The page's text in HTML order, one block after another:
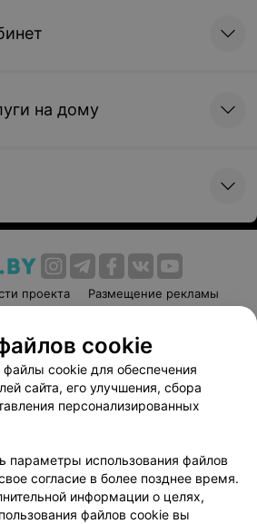
на дому
проекта
Размещение рекламы
соглашение
Способы оплаты
Партнеры
руководителю 103.by
персональных данных
cookie
файлы cookie для обеспечения
сайта, его улучшения, сбора
персонализированных
параметры использования файлов
согласие в более позднее время.
информации о целях,
файлов cookie вы